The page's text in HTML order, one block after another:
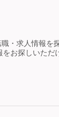
・求人情報を
お探しいただ